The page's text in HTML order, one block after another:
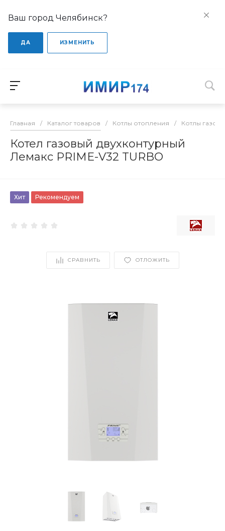
Ваш город Челябинск?
ДА ИЗМЕНИТЬ
Главная / Каталог товаров / Котлы отопления / Котлы
Котел газовый двухконтурный
Лемакс PRIME-V32 TURBO
Хит Рекомендуем
СРАВНИТЬ ОТЛОЖИТЬ